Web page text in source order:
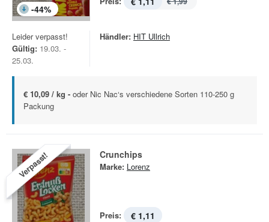
-44%
Leider verpasst!
Gültig: 19.03. -
25.03.
Händler: HIT Ullrich
€ 10,09 / kg - oder Nic Nac‘s verschiedene Sorten 110-250 g
Packung
Verpasst! Crunchips
Marke: Lorenz
Preis: € 1,11